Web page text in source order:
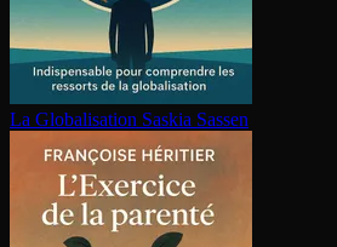
La Glo­ba­li­sa­tion Saskia Sassen